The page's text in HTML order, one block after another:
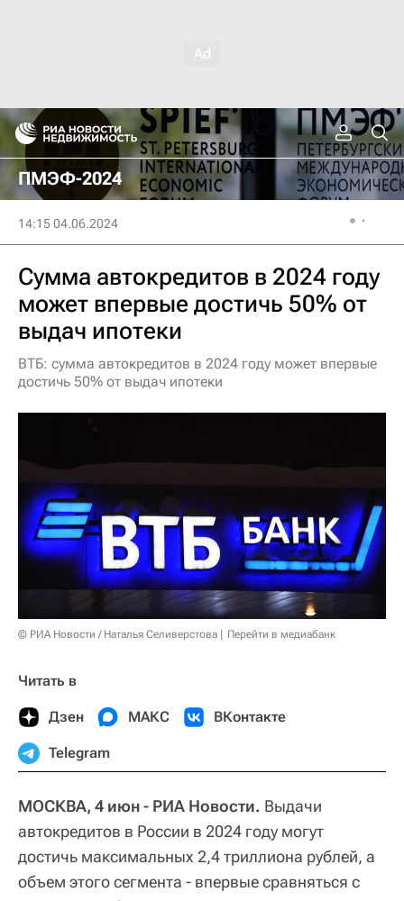
ПМЭФ-2024
14:15 04.06.2024
Сумма автокредитов в 2024 году
может впервые достичь 50% от
выдач ипотеки
ВТБ: сумма автокредитов в 2024 году может впервые
достичь 50% от выдач ипотеки
© РИА Новости / Наталья Селиверстова Перейти в медиабанк
Читать в
Дзен МАКС ВКонтакте
Telegram
МОСКВА, 4 июн - РИА Новости. Выдачи
автокредитов в России в 2024 году могут
достичь максимальных 2,4 триллиона рублей, а
объем этого сегмента - впервые сравняться с